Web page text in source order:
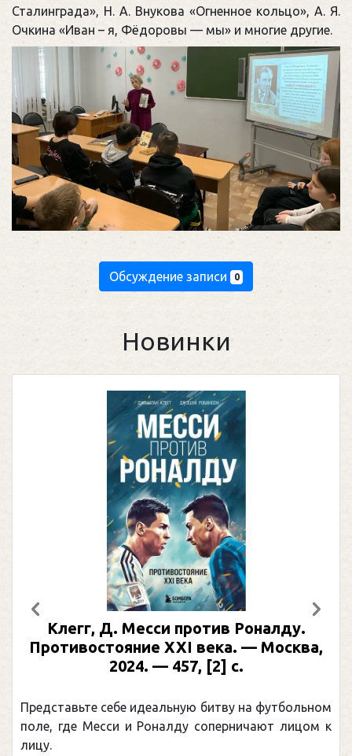
Сталинграда», Н. А. Внукова «Огненное кольцо», А. Я.
Очкина «Иван – я, Фёдоровы — мы» и многие другие.
Обсуждение записи 0
Новинки
Клегг, Д. Месси против Роналду.
Противостояние XXI века. — Москва,
2024. — 457, [2] с.
Представьте себе идеальную битву на футбольном
поле, где Месси и Роналду соперничают лицом к
лицу.
Предыдущий